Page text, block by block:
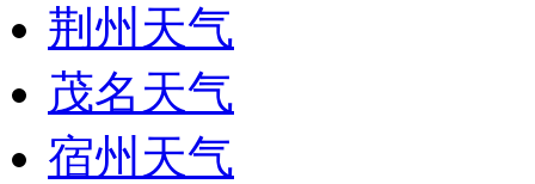
荆州天气
茂名天气
宿州天气